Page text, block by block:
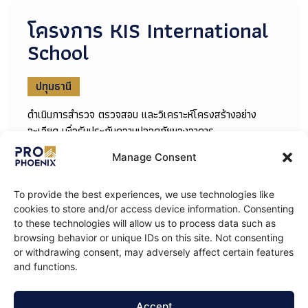
Manage Consent
To provide the best experiences, we use technologies like
cookies to store and/or access device information. Consenting
to these technologies will allow us to process data such as
browsing behavior or unique IDs on this site. Not consenting
or withdrawing consent, may adversely affect certain features
and functions.
โครงการ KIS International
School
ปทุมธานี
ดำเนินการสำรวจ ตรวจสอบ และวิเคราะห์โครงสร้างอย่าง
ละเอียด เพื่อรับประกันความปลอดภัยของอาคาร